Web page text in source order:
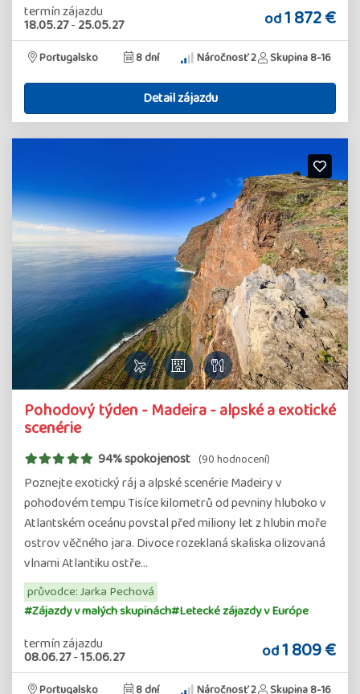
termín zájazdu
18.05.27-25.05.27 od1 872 €
Portugalsko 8 dní Náročnosť 2 Skupina 8-16
Detail zájazdu
Pohodový týden - Madeira - alpské a exotické
scenérie
94% spokojenost (90 hodnocení)
Poznejte exotický ráj a alpské scenérie Madeiry v
pohodovém tempu Tisíce kilometrů od pevniny hluboko v
Atlantském oceánu povstal před miliony let z hlubin moře
ostrov věčného jara. Divoce rozeklaná skaliska olizovaná
vlnami Atlantiku ostře…
průvodce: Jarka Pechová
#Zájazdy v malých skupinách#Letecké zájazdy v Európe
termín zájazdu
08.06.27-15.06.27 od1 809 €
Portugalsko 8 dní Náročnosť 2 Skupina 8-16